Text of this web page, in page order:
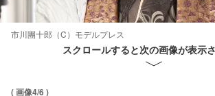
市川團十郎（C）モデルプレス
スクロールすると次の画像が表示
( 画像4/6 )